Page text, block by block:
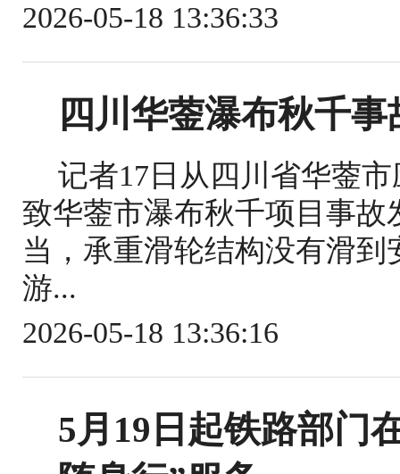
2026-05-18 13:36:33
四川华蓥瀑布秋千
记者17日从四川省华蓥
致华蓥市瀑布秋千项目事
当，承重滑轮结构没有滑
游...
2026-05-18 13:36:16
5月19日起铁路部门